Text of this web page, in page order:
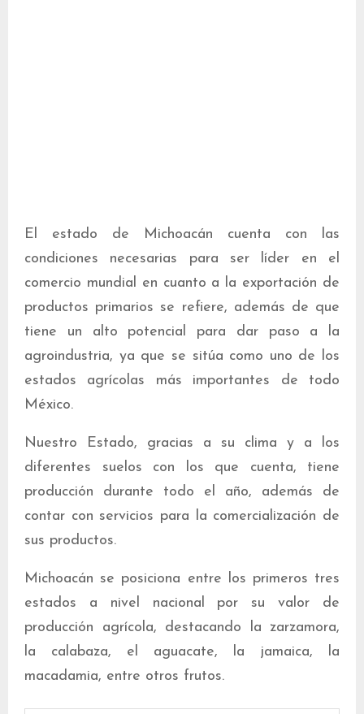
El estado de Michoacán cuenta con las
condiciones necesarias para ser líder en el
comercio mundial en cuanto a la exportación de
productos primarios se refiere, además de que
tiene un alto potencial para dar paso a la
agroindustria, ya que se sitúa como uno de los
estados agrícolas más importantes de todo
México.
Nuestro Estado, gracias a su clima y a los
diferentes suelos con los que cuenta, tiene
producción durante todo el año, además de
contar con servicios para la comercialización de
sus productos.
Michoacán se posiciona entre los primeros tres
estados a nivel nacional por su valor de
producción agrícola, destacando la zarzamora,
la calabaza, el aguacate, la jamaica, la
macadamia, entre otros frutos.